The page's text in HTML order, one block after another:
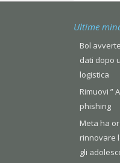
Ultime
Bol
dati dopo
logistica
Rimuovi ”
phishing
Meta ha
rinnovare
gli